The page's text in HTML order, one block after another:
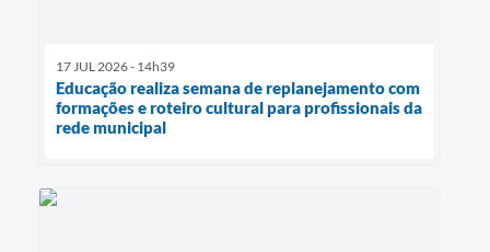
17 JUL 2026 - 14h39
Educação realiza semana de replanejamento com
formações e roteiro cultural para profissionais da
rede municipal